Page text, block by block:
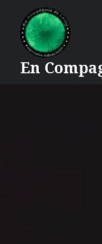
contenu
principal
En